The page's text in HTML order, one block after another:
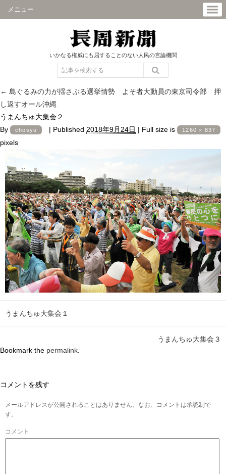
メニュー
いかなる権威にも屈することのない人民の言論機関
← 島ぐるみの力が揺さぶる選挙情勢 よそ者大動員の東京司令部 押
し返すオール沖縄
うまんちゅ大集会２
By
chosyu | Published 2018年9月24日 | Full size is 1260 × 837
pixels
うまんちゅ大集会１
うまんちゅ大集会３
Bookmark the permalink
コメントを残す
メールアドレスが公開されることはありません。なお、コメントは承認制で
す。
コメント